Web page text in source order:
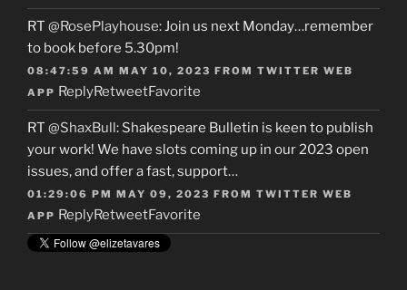
RT @RosePlayhouse: Join us next Monday…remember
to book before 5.30pm!
08:47:59 AM MAY 10, 2023 FROM TWITTER WEB
APP ReplyRetweetFavorite
RT @ShaxBull: Shakespeare Bulletin is keen to publish
your work! We have slots coming up in our 2023 open
issues, and offer a fast, support…
01:29:06 PM MAY 09, 2023 FROM TWITTER WEB
APP ReplyRetweetFavorite